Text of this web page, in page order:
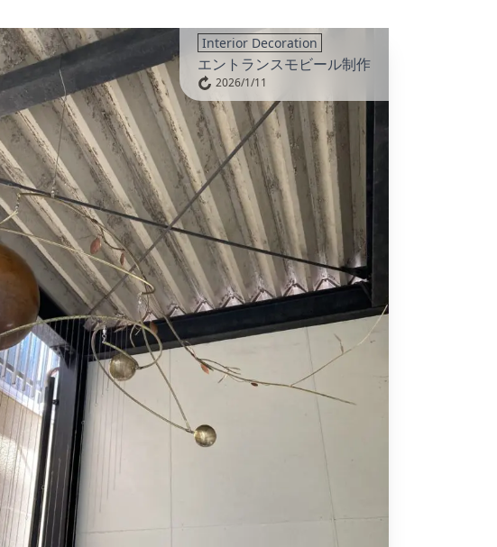
Interior Decoration
エントランスモビール制作
2026/1/11